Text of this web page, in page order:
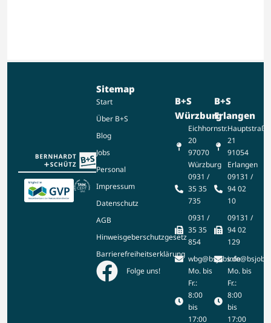
B+S
Erlangen
Hauptstraße
21
91054
Erlangen
09131 /
94 02
10
09131 /
94 02
129
Mo. bis
Fr.:
8:00
bis
17:00
B+S
Würzburg
Eichhornstr.
20
97070
Würzburg
0931 /
35 35
735
0931 /
35 35
854
wbg@bsjobs.de
Mo. bis
Fr.:
8:00
bis
17:00
Sitemap
Start
Über B+S
Blog
Jobs
Personal
Impressum
Datenschutz
AGB
Hinweisgeberschutzgesetz
Barrierefreiheitserklärung
Folge uns!